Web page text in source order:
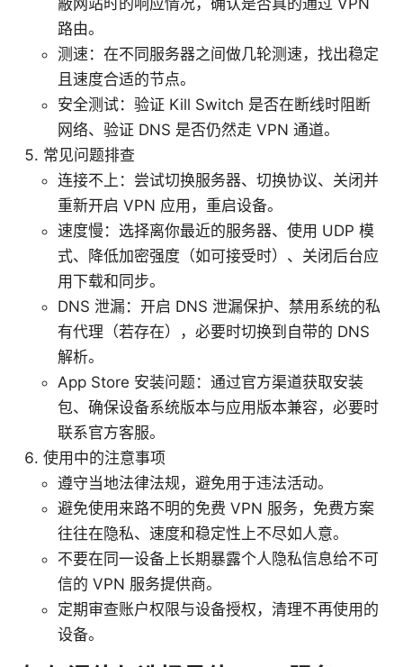
蔽网站时的响应情况，确认是否真的通过 VPN
路由。
测速：在不同服务器之间做几轮测速，找出稳定
且速度合适的节点。
安全测试：验证 Kill Switch 是否在断线时阻断
网络、验证 DNS 是否仍然走 VPN 通道。
常见问题排查
连接不上：尝试切换服务器、切换协议、关闭并
重新开启 VPN 应用，重启设备。
速度慢：选择离你最近的服务器、使用 UDP 模
式、降低加密强度（如可接受时）、关闭后台应
用下载和同步。
DNS 泄漏：开启 DNS 泄漏保护、禁用系统的私
有代理（若存在），必要时切换到自带的 DNS
解析。
App Store 安装问题：通过官方渠道获取安装
包、确保设备系统版本与应用版本兼容，必要时
联系官方客服。
使用中的注意事项
遵守当地法律法规，避免用于违法活动。
避免使用来路不明的免费 VPN 服务，免费方案
往往在隐私、速度和稳定性上不尽如人意。
不要在同一设备上长期暴露个人隐私信息给不可
信的 VPN 服务提供商。
定期审查账户权限与设备授权，清理不再使用的
设备。